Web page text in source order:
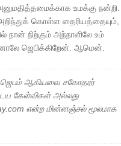
உமக்கு நன்றி.
கொள்ள தைரியத்தையும்,
நான் நிற்கும் அந்நாளிலே உம்
ஜெபிக்கிறேன். ஆமென்.
ஆகியவை சகோதரர்
கேள்விகள் அல்லது
என்ற மின்னஞ்சல் மூலமாக